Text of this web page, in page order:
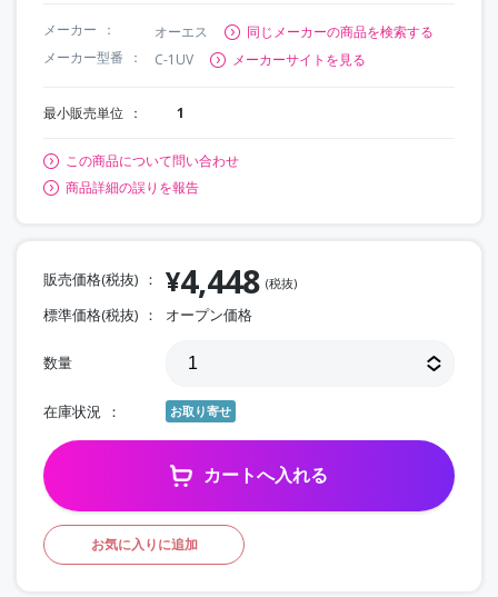
メーカー オーエス
同じメーカーの商品を検索する
メーカー型番
C-1UV メーカーサイトを見る
最小販売単位 1
この商品について問い合わせ
商品詳細の誤りを報告
販売価格(税抜) ¥4,448 (税抜)
標準価格(税抜) オープン価格
数量
在庫状況 お取り寄せ
カートへ入れる
お気に入りに追加